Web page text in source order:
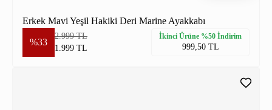
Erkek Mavi Yeşil Hakiki Deri Marine Ayakkabı
%33
2.999 TL
1.999 TL
İkinci Ürüne %50 İndirim
999,50 TL